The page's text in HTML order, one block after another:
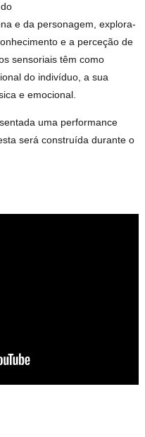
e da personagem, explora-
e a perceção de
sensoriais têm como
do indivíduo, a sua
e emocional.
uma performance
será construída durante o